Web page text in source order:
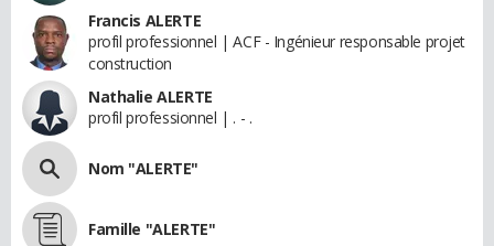
Francis ALERTE
profil professionnel | ACF - Ingénieur responsable projet
construction
Nathalie ALERTE
profil professionnel | . - .
Nom "ALERTE"
Famille "ALERTE"